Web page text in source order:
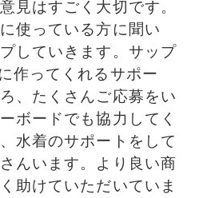
見はすごく大切です。
使っている方に聞い
していきます。サップ
作ってくれるサポー
、たくさんご応募をい
ボードでも協力してく
水着のサポートをして
んいます。より良い商
助けていただいていま